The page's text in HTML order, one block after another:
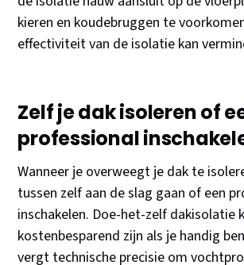
kieren en koudebruggen te
effectiviteit van de isolatie kan
Zelf je dak isoleren of
professional
Wanneer je overweegt je dak te
tussen zelf aan de slag gaan of een
inschakelen. Doe-het-zelf dakisolatie
kostenbesparend zijn als je handig
vergt technische precisie om